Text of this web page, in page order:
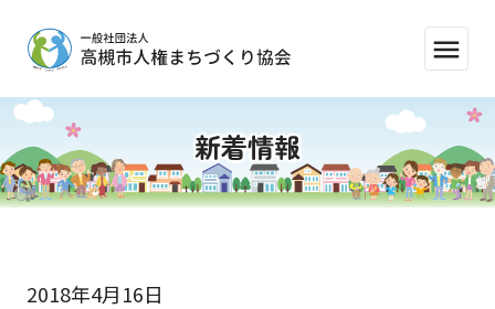
menu
新着情報
2018年4月16日